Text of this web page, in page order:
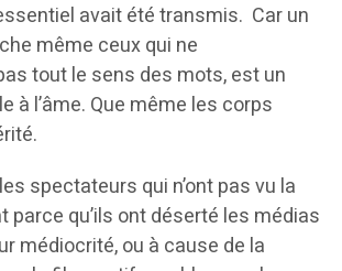
avait été transmis. Car un
même ceux qui ne
tout le sens des mots, est un
à l’âme. Que même les corps
spectateurs qui n’ont pas vu la
parce qu’ils ont déserté les médias
médiocrité, ou à cause de la